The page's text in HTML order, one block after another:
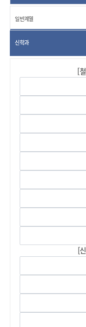
신학과
일반계열
[
[